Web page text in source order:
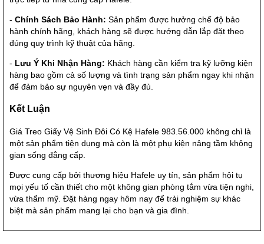
- Chính Sách Bảo Hành: Sản phẩm được hưởng chế độ bảo
hành chính hãng, khách hàng sẽ được hướng dẫn lắp đặt theo
đúng quy trình kỹ thuật của hãng.
- Lưu Ý Khi Nhận Hàng: Khách hàng cần kiểm tra kỹ lưỡng kiện
hàng bao gồm cả số lượng và tình trạng sản phẩm ngay khi nhận
để đảm bảo sự nguyên vẹn và đầy đủ.
Kết Luận
Giá Treo Giấy Vệ Sinh Đôi Có Kệ Hafele 983.56.000 không chỉ là
một sản phẩm tiện dụng mà còn là một phụ kiện nâng tầm không
gian sống đẳng cấp.
Được cung cấp bởi thương hiệu Hafele uy tín, sản phẩm hội tụ
mọi yếu tố cần thiết cho một không gian phòng tắm vừa tiện nghi,
vừa thẩm mỹ. Đặt hàng ngay hôm nay để trải nghiệm sự khác
biệt mà sản phẩm mang lại cho bạn và gia đình.